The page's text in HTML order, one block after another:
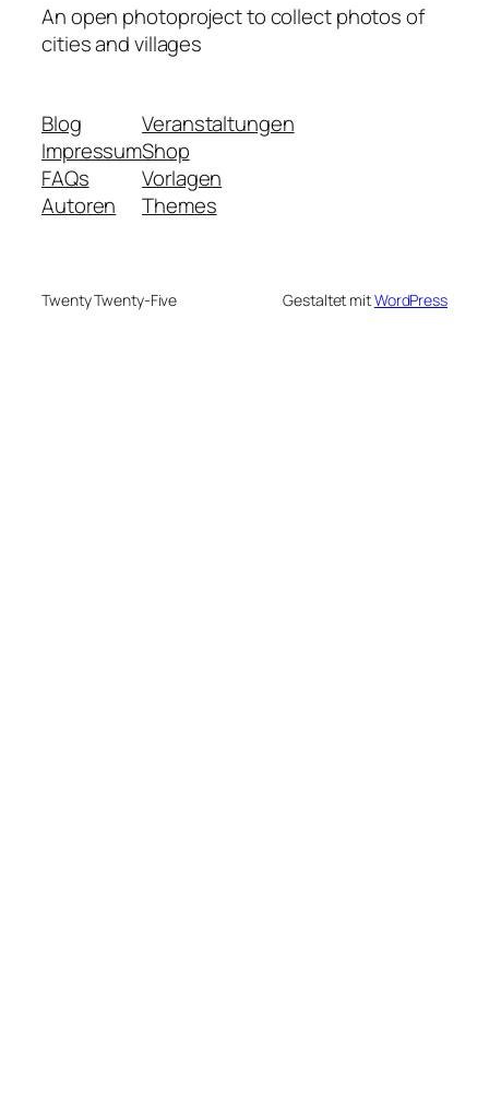
An open photoproject to collect photos of
cities and villages
Blog
Impressum
FAQs
Autoren
Veranstaltungen
Shop
Vorlagen
Themes
Twenty Twenty-Five Gestaltet mitWordPress